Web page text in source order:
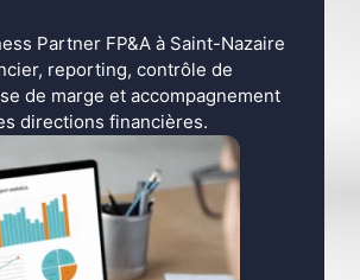
Partner FP&A à Saint-Nazaire
reporting, contrôle de
de marge et accompagnement
directions financières.